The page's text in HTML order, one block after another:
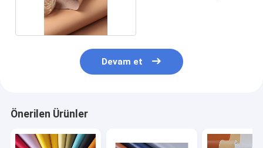
Devam et
Önerilen Ürünler